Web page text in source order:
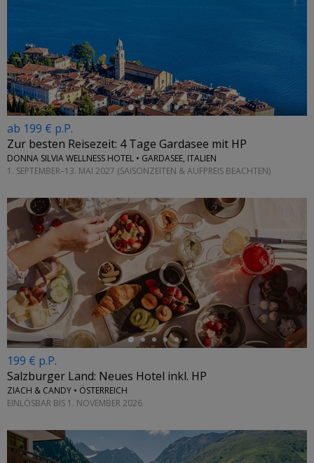
ab 199 € p.P.
Zur besten Reisezeit: 4 Tage Gardasee mit HP
DONNA SILVIA WELLNESS HOTEL • GARDASEE, ITALIEN
1. SEPTEMBER–13. MAI 2027 (SAISONZEITEN & AUFPREIS BEACHTEN)
←
199 € p.P.
Salzburger Land: Neues Hotel inkl. HP
ZIACH & CANDY • ÖSTERREICH
EINLÖSBAR BIS 1. NOVEMBER 2026